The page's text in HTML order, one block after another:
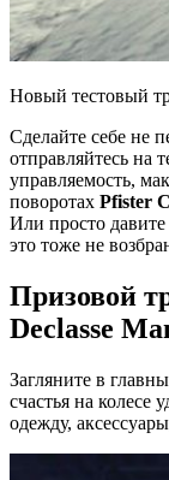
Новый тестовый
Сделайте себе не
отправляйтесь на
управляемость,
поворотах Pfister
Или просто давите
это тоже не
Призовой
Declasse
Загляните в
счастья на колесе
одежду,